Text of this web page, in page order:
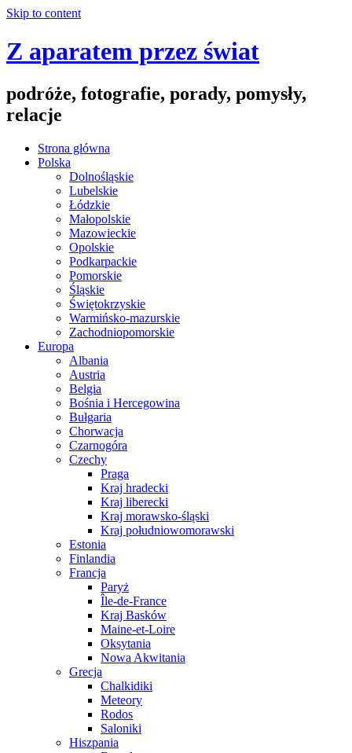
Skip to content
Z aparatem przez świat
podróże, fotografie, porady, pomysły,
relacje
Strona główna
Polska
Dolnośląskie
Lubelskie
Łódzkie
Małopolskie
Mazowieckie
Opolskie
Podkarpackie
Pomorskie
Śląskie
Świętokrzyskie
Warmińsko-mazurskie
Zachodniopomorskie
Europa
Albania
Austria
Belgia
Bośnia i Hercegowina
Bułgaria
Chorwacja
Czarnogóra
Czechy
Praga
Kraj hradecki
Kraj liberecki
Kraj morawsko-śląski
Kraj południowomorawski
Estonia
Finlandia
Francja
Paryż
Île-de-France
Kraj Basków
Maine-et-Loire
Oksytania
Nowa Akwitania
Grecja
Chalkidiki
Meteory
Rodos
Saloniki
Hiszpania